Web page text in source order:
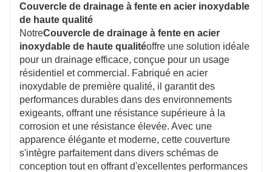
gardant les zones sèches.
Résistance aux antibactériens et aux odeurs
Les propriétés antibactériennes naturelles de l'acier
inoxydable aident à maintenir l'hygiène, empêchant
les odeurs et la croissance bactérienne, ce qui le rend
idéal pour les environnements exigeant une grande
propreté, tels que les cuisines et les salles de bains.
Installation et entretien faciles
Le couvercle est facile à installer avec des caniveaux
de drainage standards et ne nécessite aucun outil
spécial. Sa surface lisse simplifie le nettoyage et
réduit les coûts d'entretien à long terme.
Couvercle de drainage à fente en acier inoxydable
de haute qualité
NotreCouvercle de drainage à fente en acier
inoxydable de haute qualitéoffre une solution idéale
pour un drainage efficace, conçue pour un usage
résidentiel et commercial. Fabriqué en acier
inoxydable de première qualité, il garantit des
performances durables dans des environnements
exigeants, offrant une résistance supérieure à la
corrosion et une résistance élevée. Avec une
apparence élégante et moderne, cette couverture
s'intègre parfaitement dans divers schémas de
conception tout en offrant d'excellentes performances